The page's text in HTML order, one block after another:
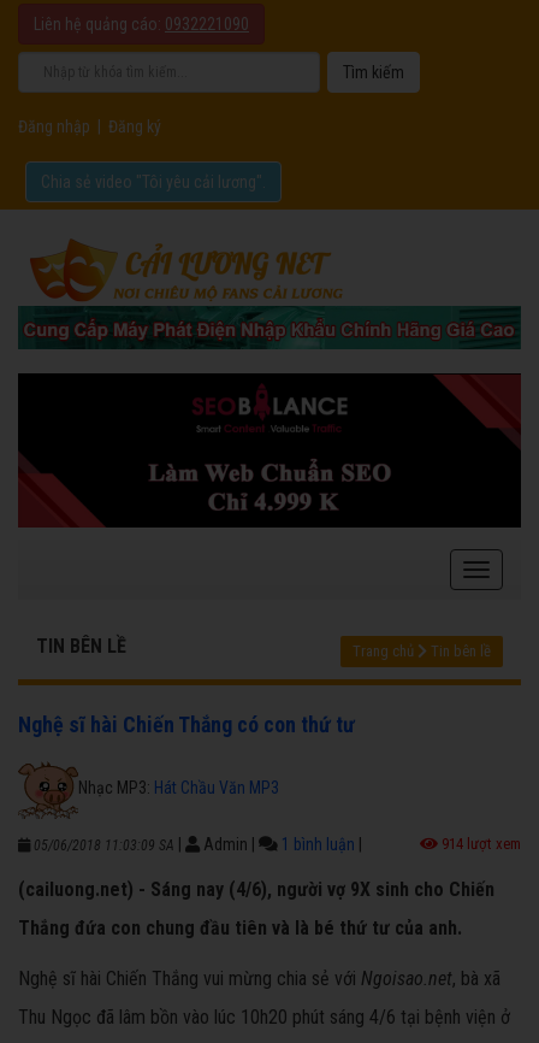
Liên hệ quảng cáo: 0932221090
Đăng nhập Đăng ký
Chia sẻ video "Tôi yêu cải lương".
TIN BÊN LỀ Trang chủ Tin bên lề
Nghệ sĩ hài Chiến Thắng có con thứ tư
Nhạc MP3: Hát Chầu Văn MP3
05/06/2018 11:03:09 SA Admin 1 bình luận 914 lượt xem
(cailuong.net) - Sáng nay (4/6), người vợ 9X sinh cho Chiến
Thắng đứa con chung đầu tiên và là bé thứ tư của anh.
Nghệ sĩ hài Chiến Thắng vui mừng chia sẻ với Ngoisao.net, bà xã
Thu Ngọc đã lâm bồn vào lúc 10h20 phút sáng 4/6 tại bệnh viện ở